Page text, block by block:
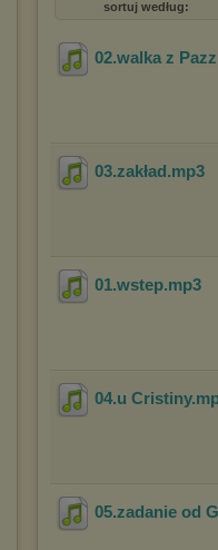
sortuj według:
02.walka z
03.zakład .mp3
01.wstep.mp3
04.u Cristiny
05.zadanie od